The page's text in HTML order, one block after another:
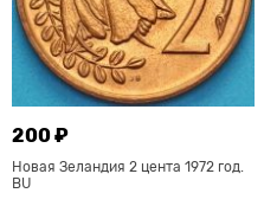
200 ₽
Новая Зеландия 2 цента 1972 год.
BU